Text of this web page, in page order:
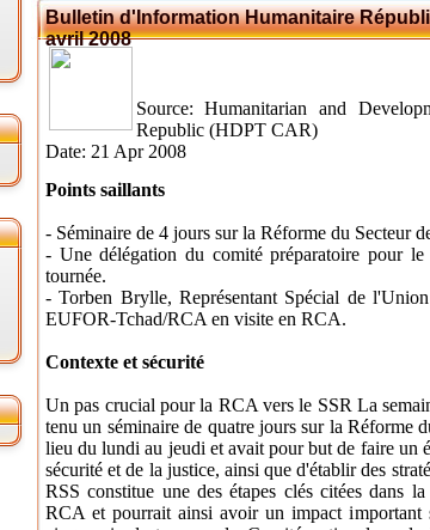
Bulletin d'Information Humanitaire
avril 2008
Source: Humanitarian and
Republic (HDPT CAR)
Date: 21 Apr 2008
Points saillants
- Séminaire de 4 jours sur la Réforme du Secteur
- Une délégation du comité préparatoire pour
tournée.
- Torben Brylle, Représentant Spécial de
EUFOR-Tchad/RCA en visite en RCA.
Contexte et sécurité
Un pas crucial pour la RCA vers le SSR La
tenu un séminaire de quatre jours sur la Réforme
lieu du lundi au jeudi et avait pour but de faire un
sécurité et de la justice, ainsi que d'établir des
RSS constitue une des étapes clés citées dans
RCA et pourrait ainsi avoir un impact important